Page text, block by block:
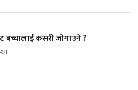
बच्चालाई कसरी जोगाउने ?